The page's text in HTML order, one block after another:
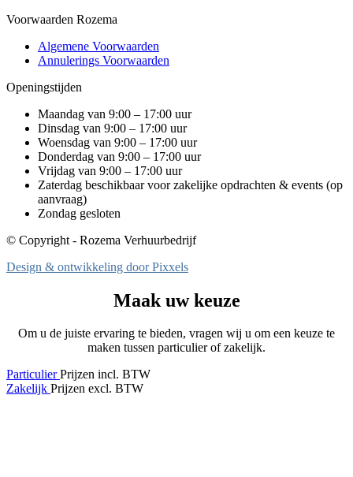
Voorwaarden Rozema
Algemene Voorwaarden
Annulerings Voorwaarden
Openingstijden
Maandag van 9:00 – 17:00 uur
Dinsdag van 9:00 – 17:00 uur
Woensdag van 9:00 – 17:00 uur
Donderdag van 9:00 – 17:00 uur
Vrijdag van 9:00 – 17:00 uur
Zaterdag beschikbaar voor zakelijke opdrachten & events (op
aanvraag)
Zondag gesloten
© Copyright - Rozema Verhuurbedrijf
Design & ontwikkeling door Pixxels
Maak uw keuze
Om u de juiste ervaring te bieden, vragen wij u om een keuze te
maken tussen particulier of zakelijk.
ParticulierPrijzen incl. BTW
Zakelijk Prijzen excl. BTW